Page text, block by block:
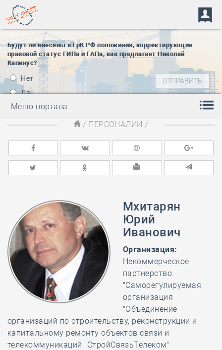
Будут ли внесены в ГрК РФ положения, корректирующие
правовой статус ГИПа и ГАПа, как предлагает Николай
Капинус?
Нет
Да
Меню портала
/ ПЕРСОНАЛИИ /
Мхитарян
Юрий
Иванович
Организация:
Некоммерческое
партнерство
"Саморегулируемая
организация
"Объединение
организаций по строительству, реконструкции и
капитальному ремонту объектов связи и
телекоммуникаций "СтройСвязьТелеком"